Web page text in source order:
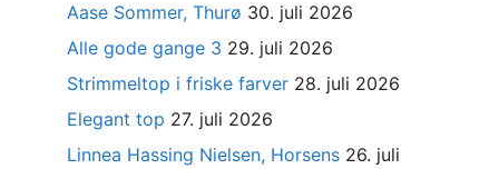
Aase Sommer, Thurø 30. juli 2026
Alle gode gange 3 29. juli 2026
Strimmeltop i friske farver 28. juli 2026
Elegant top 27. juli 2026
Linnea Hassing Nielsen, Horsens 26. juli